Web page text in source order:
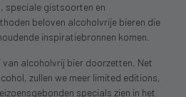
speciale gistsoorten en
beloven alcoholvrije bieren die
inspiratiebronnen komen.
van alcoholvrij bier doorzetten. Net
zullen we meer limited editions,
specials zien in het